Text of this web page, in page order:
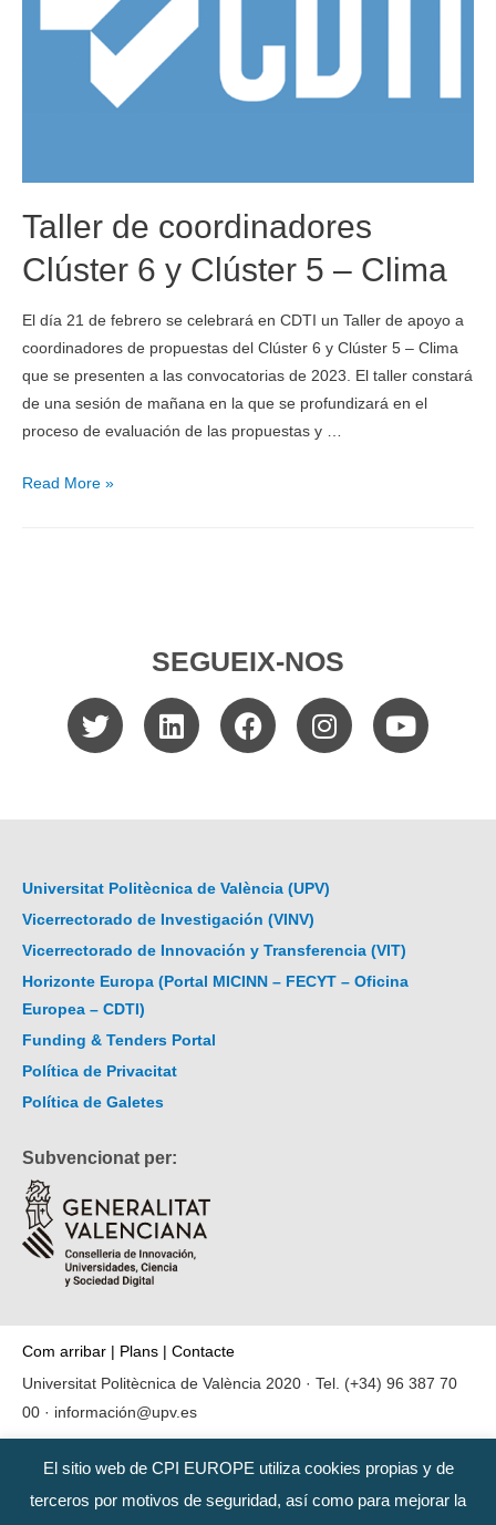
Taller de coordinadores
Clúster 6 y Clúster 5 – Clima
El día 21 de febrero se celebrará en CDTI un Taller de apoyo a
coordinadores de propuestas del Clúster 6 y Clúster 5 – Clima
que se presenten a las convocatorias de 2023. El taller constará
de una sesión de mañana en la que se profundizará en el
proceso de evaluación de las propuestas y …
Read More »
SEGUEIX-NOS
Universitat Politècnica de València (UPV)
Vicerrectorado de Investigación (VINV)
Vicerrectorado de Innovación y Transferencia (VIT)
Horizonte Europa (Portal MICINN – FECYT – Oficina
Europea – CDTI)
Funding & Tenders Portal
Política de Privacitat
Política de Galetes
Subvencionat per:
Com arribar | Plans | Contacte
Universitat Politècnica de València 2020 · Tel. (+34) 96 387 70
00 · información@upv.es
El sitio web de CPI EUROPE utiliza cookies propias y de
terceros por motivos de seguridad, así como para mejorar la